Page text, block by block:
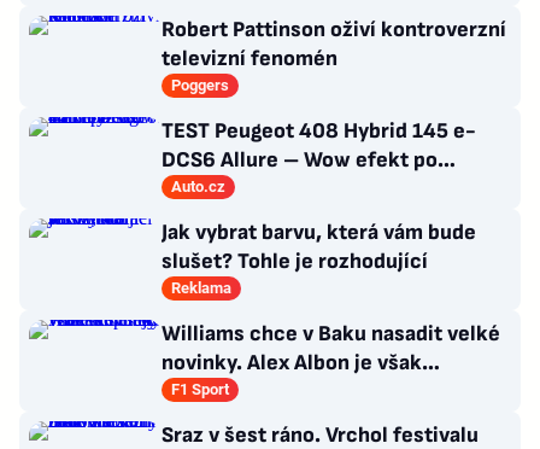
Robert Pattinson oživí kontroverzní
televizní fenomén
Poggers
TEST Peugeot 408 Hybrid 145 e-
DCS6 Allure – Wow efekt po
francouzsku
Auto.cz
Jak vybrat barvu, která vám bude
slušet? Tohle je rozhodující
Reklama
Williams chce v Baku nasadit velké
novinky. Alex Albon je však
skeptický
F1 Sport
Sraz v šest ráno. Vrchol festivalu